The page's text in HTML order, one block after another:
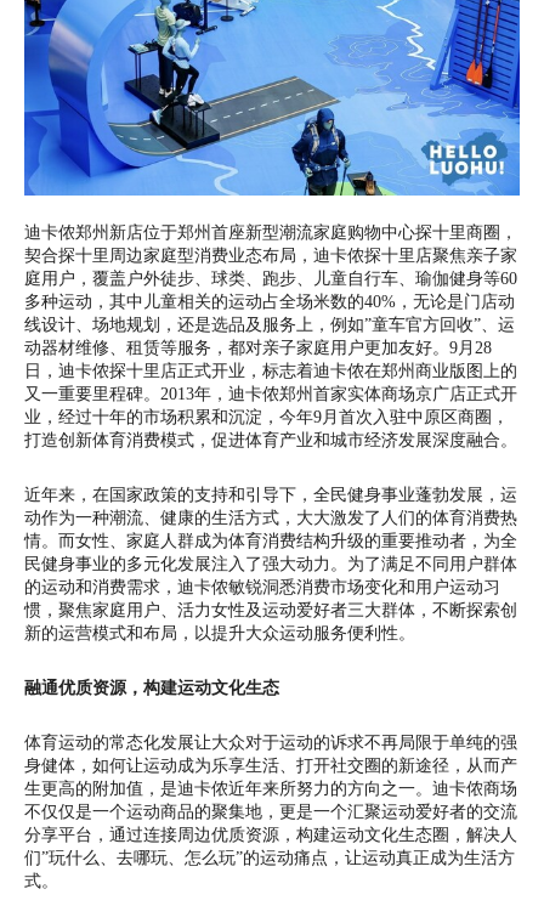
迪卡侬郑州新店位于郑州首座新型潮流家庭购物中心探十里商圈，
契合探十里周边家庭型消费业态布局，迪卡侬探十里店聚焦亲子家
庭用户，覆盖户外徒步、球类、跑步、儿童自行车、瑜伽健身等60
多种运动，其中儿童相关的运动占全场米数的40%，无论是门店动
线设计、场地规划，还是选品及服务上，例如”童车官方回收”、运
动器材维修、租赁等服务，都对亲子家庭用户更加友好。9月28
日，迪卡侬探十里店正式开业，标志着迪卡侬在郑州商业版图上的
又一重要里程碑。2013年，迪卡侬郑州首家实体商场京广店正式开
业，经过十年的市场积累和沉淀，今年9月首次入驻中原区商圈，
打造创新体育消费模式，促进体育产业和城市经济发展深度融合。
近年来，在国家政策的支持和引导下，全民健身事业蓬勃发展，运
动作为一种潮流、健康的生活方式，大大激发了人们的体育消费热
情。而女性、家庭人群成为体育消费结构升级的重要推动者，为全
民健身事业的多元化发展注入了强大动力。为了满足不同用户群体
的运动和消费需求，迪卡侬敏锐洞悉消费市场变化和用户运动习
惯，聚焦家庭用户、活力女性及运动爱好者三大群体，不断探索创
新的运营模式和布局，以提升大众运动服务便利性。
融通优质资源，构建运动文化生态
体育运动的常态化发展让大众对于运动的诉求不再局限于单纯的强
身健体，如何让运动成为乐享生活、打开社交圈的新途径，从而产
生更高的附加值，是迪卡侬近年来所努力的方向之一。迪卡侬商场
不仅仅是一个运动商品的聚集地，更是一个汇聚运动爱好者的交流
分享平台，通过连接周边优质资源，构建运动文化生态圈，解决人
们”玩什么、去哪玩、怎么玩”的运动痛点，让运动真正成为生活方
式。